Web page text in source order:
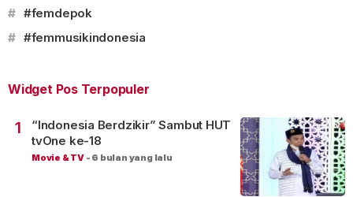
# #femdepok
# #femmusikindonesia
Widget Pos Terpopuler
1
“Indonesia Berdzikir” Sambut HUT
tvOne ke-18
Movie & TV - 6 bulan yang lalu